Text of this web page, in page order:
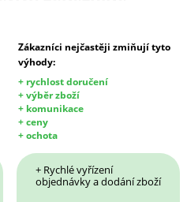
Zákazníci nejčastěji zmiňují tyto
výhody:
+ rychlost doručení
+ výběr zboží
+ komunikace
+ ceny
+ ochota
+ Rychlé vyřízení
objednávky a dodání zboží